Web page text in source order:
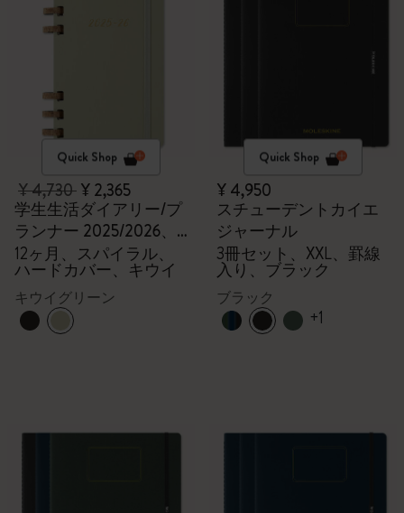
Quick Shop
¥ 4,730¥ 2,365
学生生活ダイアリー/プ
ランナー 2025/2026、
ラージ
12ヶ月、スパイラル、
ハードカバー、キウイ
キウイグリーン
Quick Shop
¥ 4,950
スチューデントカイエ
ジャーナル
3冊セット、XXL、罫線
入り、ブラック
ブラック
+1